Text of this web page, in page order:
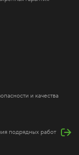
и качества
подрядных работ